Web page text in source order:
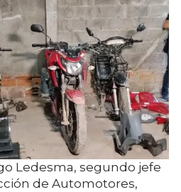
Ledesma, segundo jefe
de Automotores,